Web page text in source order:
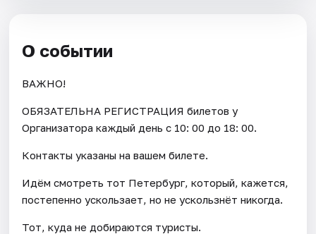
О событии
ВАЖНО!
ОБЯЗАТЕЛЬНА РЕГИСТРАЦИЯ билетов у
Организатора каждый день c 10: 00 до 18: 00.
Контакты указаны на вашем билете.
Идём смотреть тот Петербург, который, кажется,
постепенно ускользает, но не ускользнёт никогда.
Тот, куда не добираются туристы.